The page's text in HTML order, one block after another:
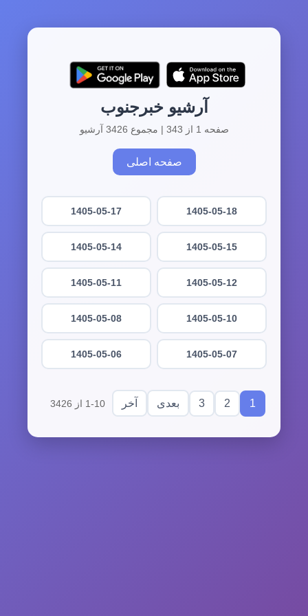
آرشیو خبرجنوب
صفحه 1 از 343 | مجموع 3426 آرشیو
صفحه اصلی
1405-05-18
1405-05-17
1405-05-15
1405-05-14
1405-05-12
1405-05-11
1405-05-10
1405-05-08
1405-05-07
1405-05-06
1
2
3 بعدی آخر 1-10 از 3426